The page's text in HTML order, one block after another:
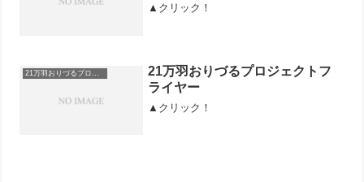
▲クリック！
21万羽おりづるプロジェクト
21万羽おりづるプロジェクトフ
ライヤー
▲クリック！